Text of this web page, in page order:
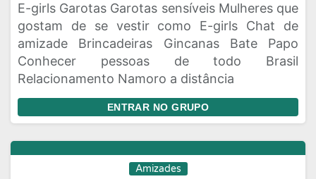
E-girls Garotas Garotas sensíveis Mulheres que
gostam de se vestir como E-girls Chat de
amizade Brincadeiras Gincanas Bate Papo
Conhecer pessoas de todo Brasil
Relacionamento Namoro a distância
ENTRAR NO GRUPO
Amizades